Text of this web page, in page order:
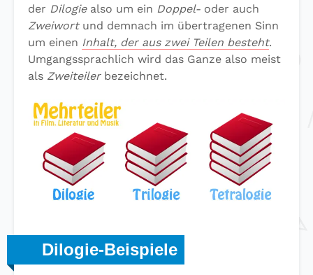
der Dilogiealso um ein Doppel- oder auch
Zweiwortund demnach im übertragenen Sinn
um einen Inhalt, der aus zwei Teilen besteht.
Umgangssprachlich wird das Ganze also meist
als Zweiteilerbezeichnet.
Dilogie-Beispiele